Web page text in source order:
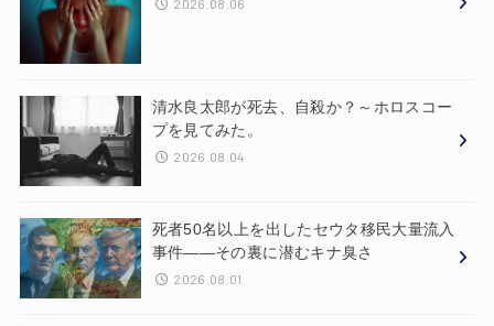
2026.08.06
清水良太郎が死去、自殺か？～ホロスコー
プを見てみた。
2026.08.04
死者50名以上を出したセウタ移民大量流入
事件——その裏に潜むキナ臭さ
2026.08.01